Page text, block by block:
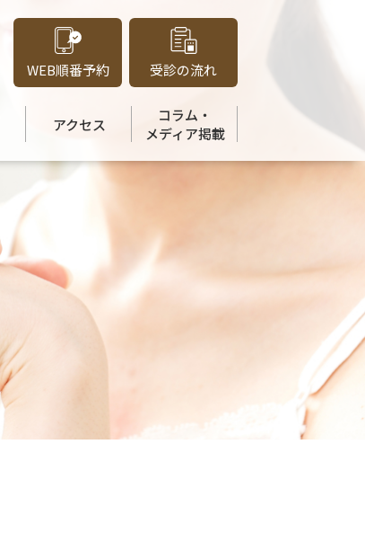
WEB順番予約 受診の流れ
アクセス
コラム・
メディア掲載